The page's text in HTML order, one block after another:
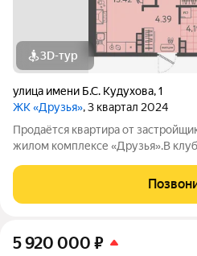
3D-тур
улица имени Б.С. Кудухова,1
ЖК «Друзья», 3 квартал 2024
Продаётся квартира от
жилом комплексе «Друзья».В
Бесплатные игровая комната для
подростков; Широкие лоджии до 1,5
5 920 000 ₽